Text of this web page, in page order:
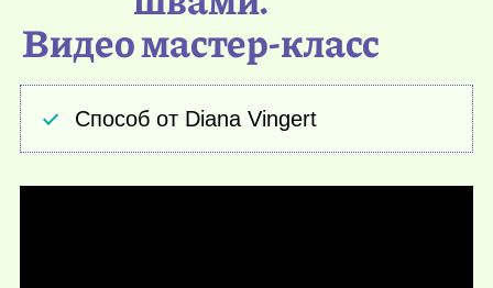
Видео мастер-класс
Способ от Diana Vingert